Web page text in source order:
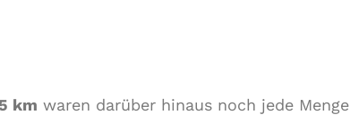
km waren darüber hinaus noch jede Menge